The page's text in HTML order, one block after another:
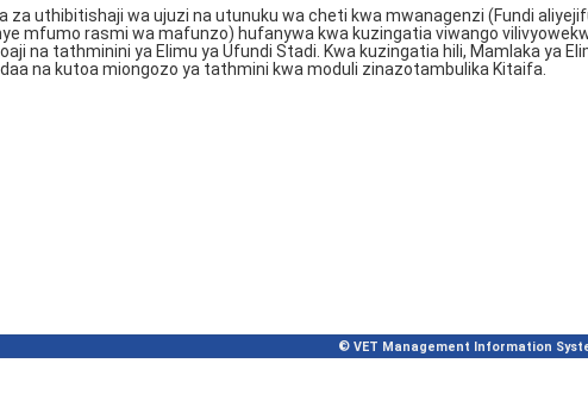
za uthibitishaji wa ujuzi na utunuku wa cheti kwa mwanagenzi (Fundi
mfumo rasmi wa mafunzo) hufanywa kwa kuzingatia viwango
na tathminini ya Elimu ya Ufundi Stadi. Kwa kuzingatia hili, Mamlaka ya
na kutoa miongozo ya tathmini kwa moduli zinazotambulika Kitaifa.
© VET Management Information